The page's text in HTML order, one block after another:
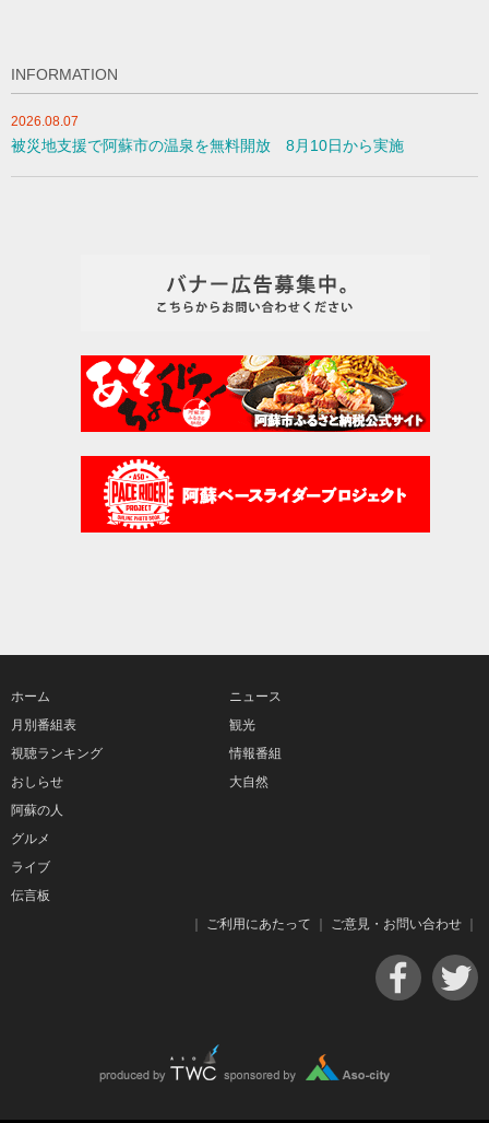
INFORMATION
2026.08.07
被災地支援で阿蘇市の温泉を無料開放 8月10日から実施
ホーム
月別番組表
視聴ランキング
おしらせ
ニュース
観光
情報番組
大自然
阿蘇の人
グルメ
ライブ
伝言板
ご利用にあたって ご意見・お問い合わせ